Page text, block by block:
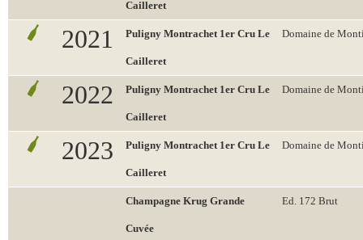
Cailleret
2021 Puligny Montrachet 1er Cru Le
Cailleret
Domaine de
2022 Puligny Montrachet 1er Cru Le
Cailleret
Domaine de
2023 Puligny Montrachet 1er Cru Le
Cailleret
Domaine de
Champagne Krug Grande
Cuvée
Ed. 172 Brut